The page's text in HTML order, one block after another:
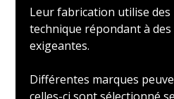
Leur fabrication utilise des
technique répondant à
exigeantes.
Différentes marques